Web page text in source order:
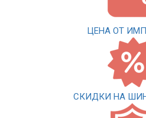
ЦЕНА ОТ
СКИДКИ НА